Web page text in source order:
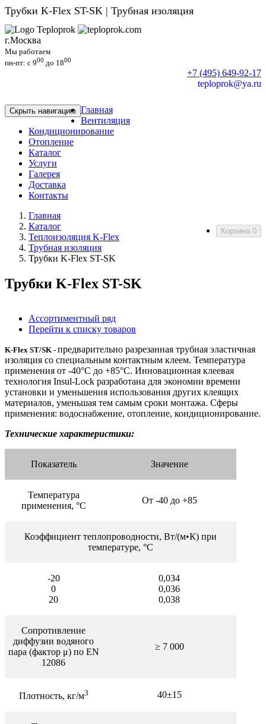
Трубки K-Flex ST-SK | Трубная изоляция
г.Москва
Мы работаем
пн-пт: c 900 до 1800
+7 (495) 649-92-17
teploprok@ya.ru
Скрыть навигацию Главная
Вентиляция
Кондиционирование
Отопление
Каталог
Услуги
Галерея
Доставка
Контакты
Корзина 0
Главная
Каталог
Теплоизоляция K-Flex
Трубная изоляция
Трубки K-Flex ST-SK
Трубки K-Flex ST-SK
Ассортиментный ряд
Перейти к списку товаров
K-Flex ST/SK - предварительно разрезанная трубная эластичная
изоляция со специальным контактным клеем. Температура
применения от -40°С до +85°С. Инновационная клеевая
технология Insul-Lock разработана для экономии времени
установки и уменьшения использования других клеящих
материалов, уменьшая тем самым сроки монтажа. Сферы
применения: водоснабжение, отопление, кондиционирование.
Технические характеристики:
Показатель Значение
Температура
применения, °C
От -40 до +85
Коэффициент теплопроводности, Вт/(м•К) при
температуре, °С
-20
0
20
0,034
0,036
0,038
Сопротивление
диффузии водяного
пара (фактор μ) по EN
12086
≥ 7 000
Плотность, кг/м3 40±15